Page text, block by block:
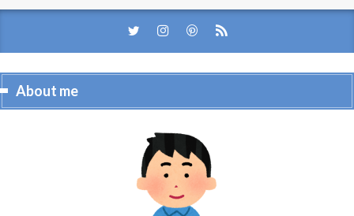
About me